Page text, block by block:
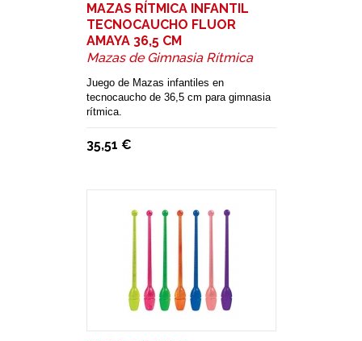
MAZAS RÍTMICA INFANTIL
TECNOCAUCHO FLUOR
AMAYA 36,5 CM
Mazas de Gimnasia Rítmica
Juego de Mazas infantiles en
tecnocaucho de 36,5 cm para gimnasia
rítmica.
35,51 €